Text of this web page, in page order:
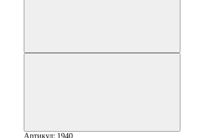
Артикул: 1940